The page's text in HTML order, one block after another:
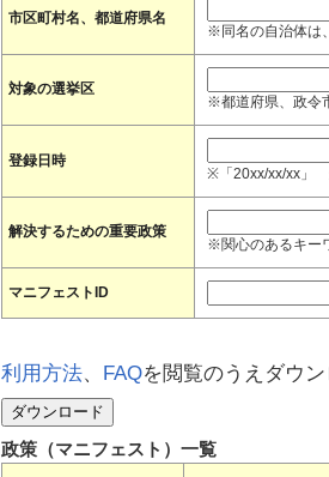
市区町村名、都道府県名
※同名の自治体は
対象の選挙区
※都道府県、政令
登録日時
※「20xx/xx/xx」
解決するための重要政策
※関心のあるキー
マニフェストID
利用方法、 FAQを閲覧のうえダウ
政策（マニフェスト）一覧